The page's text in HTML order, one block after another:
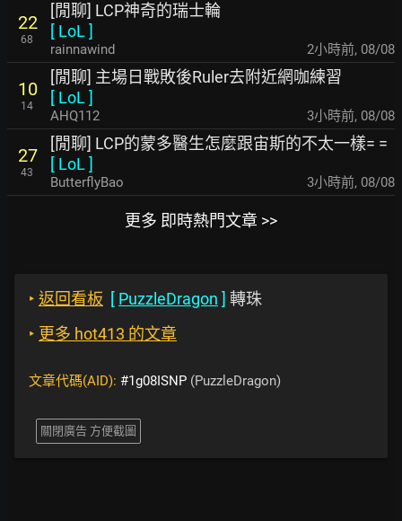
22
68
[閒聊] LCP神奇的瑞士輪
[ LoL ]
rainnawind 2小時前, 08/08
10
14
[閒聊] 主場日戰敗後Ruler去附近網咖練習
[ LoL ]
AHQ112 3小時前, 08/08
27
43
[閒聊] LCP的蒙多醫生怎麼跟宙斯的不太一樣= =
[ LoL ]
ButterflyBao 3小時前, 08/08
更多 即時熱門文章 >>
‣ 返回看板 [ PuzzleDragon ] 轉珠
‣ 更多 hot413 的文章
文章代碼(AID): #1g08ISNP (PuzzleDragon)
關閉廣告 方便截圖